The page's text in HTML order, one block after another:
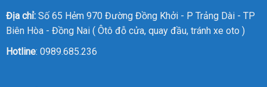
Địa chỉ:Số 65 Hẻm 970 Đường Đồng Khởi - P Trảng Dài - TP
Biên Hòa - Đồng Nai ( Ôtô đỗ cửa, quay đầu, tránh xe oto )
Hotline: 0989.685.236